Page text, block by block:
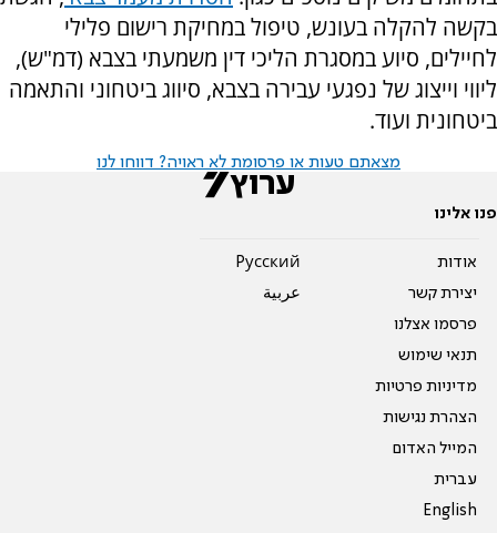
בקשה להקלה בעונש, טיפול במחיקת רישום פלילי
לחיילים, סיוע במסגרת הליכי דין משמעתי בצבא (דמ"ש),
ליווי וייצוג של נפגעי עבירה בצבא, סיווג ביטחוני והתאמה
ביטחונית ועוד.
מצאתם טעות או פרסומת לא ראויה? דווחו לנו
פנו אלינו
אודות
יצירת קשר
פרסמו אצלנו
תנאי שימוש
מדיניות פרטיות
הצהרת נגישות
המייל האדום
עברית
English
Pусский
عربية